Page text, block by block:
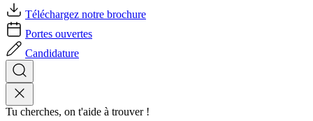
Téléchargez notre brochure
Portes ouvertes
Candidature
Tu cherches, on t'aide à trouver !